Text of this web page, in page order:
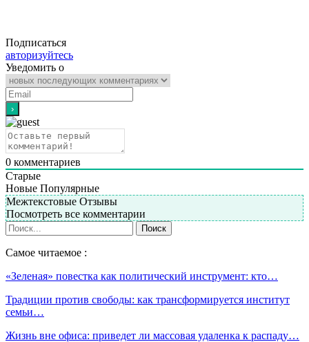
Подписаться
авторизуйтесь
Уведомить о
0 комментариев
Старые
Новые Популярные
Межтекстовые Отзывы
Посмотреть все комментарии
Самое читаемое :
«Зеленая» повестка как политический инструмент: кто…
Традиции против свободы: как трансформируется институт
семьи…
Жизнь вне офиса: приведет ли массовая удаленка к распаду…